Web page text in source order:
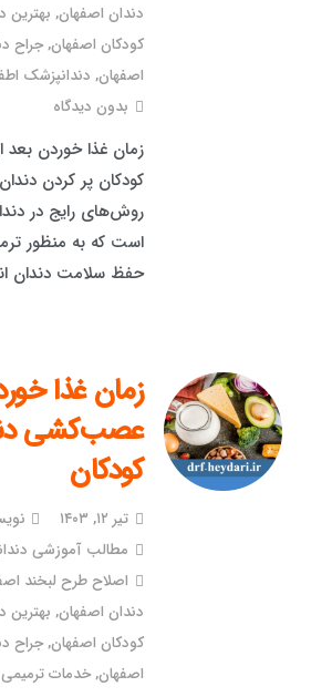
دندان اصفهان, بهترین
کودکان اصفهان,جراح
اصفهان, دندانپزشک
بدون دیدگاه
زمان غذا خوردن بعد
کودکان پر کردن
روش‌های رایج در
است که به منظور
حفظ سلامت دندان
زمان غذا
عصب‌کشی
کودکان
تیر ۱۲, ۱۴۰۳
مطالب آموزشی
اصلاح طرح لبخند
دندان اصفهان, بهترین
کودکان اصفهان,جراح
اصفهان,خدمات ترمیمی